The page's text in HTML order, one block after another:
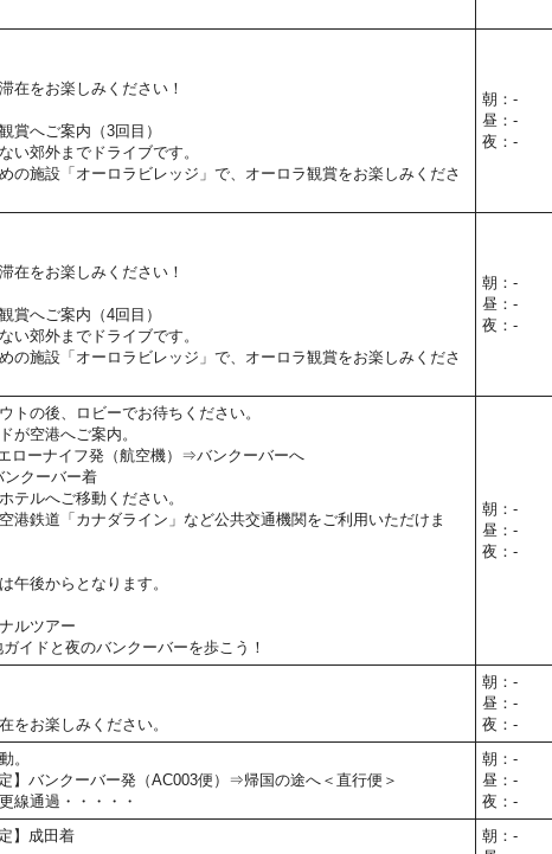
在をお楽しみください！
賞へご案内（3回目）
い郊外までドライブです。
の施設「オーロラビレッジ」で、オーロラ観賞をお楽しみくださ
朝：-
昼：-
夜：-
在をお楽しみください！
賞へご案内（4回目）
い郊外までドライブです。
の施設「オーロラビレッジ」で、オーロラ観賞をお楽しみくださ
朝：-
昼：-
夜：-
トの後、ロビーでお待ちください。
が空港へご案内。
ローナイフ発（航空機）⇒バンクーバーへ
ンクーバー着
テルへご移動ください。
港鉄道「カナダライン」など公共交通機関をご利用いただけま
午後からとなります。
ルツアー
イドと夜のバンクーバーを歩こう！
朝：-
昼：-
夜：-
をお楽しみください。
朝：-
昼：-
夜：-
。
定】バンクーバー発（AC003便）⇒帰国の途へ＜直行便＞
線通過・・・・・
朝：-
昼：-
夜：-
】成田着
朝：-